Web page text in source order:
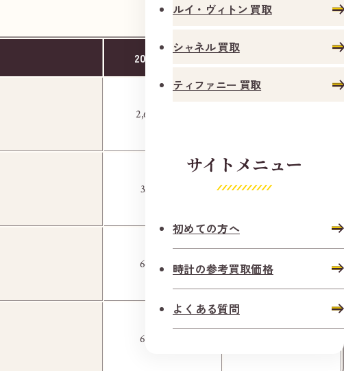
太陽生命ビルの隣、宇都宮プライムビル 1階に
いくらや東武宇都宮駅前店がございます。
2020年11月
2,660,000
332,000 522,000
665,000円 950,000
636,000
ルイ・ヴィトン 買取
シャネル 買取
ティファニー 買取
サイトメニュー
初めての方へ
時計の参考買取価格
よくある質問